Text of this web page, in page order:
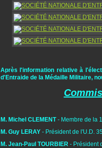
Après l'information relative à
d'Entraide de la Médaille Militaire,
M. Michel CLEMENT- Membre de la
M. Guy LERAY - Président de l'U.D.
M. Jean-Paul TOURBIER - Président